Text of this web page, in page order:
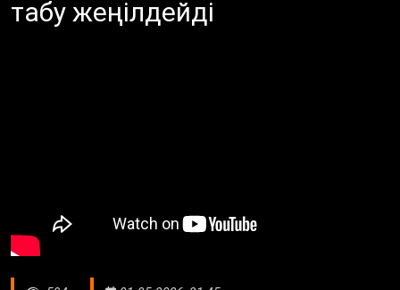
табу жеңілдейді